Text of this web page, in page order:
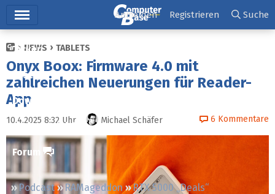
Ticker
Tests
Downloads
Preisvergleich
Forum
Podcast RAMageddon
RTX 5000 „Deals“
Anmelden Registrieren Suche
NEWS TABLETS
Onyx Boox: Firmware 4.0 mit
zahlreichen Neuerungen für Reader-
App
10.4.2025 8:32 Uhr Michael Schäfer 6 Kommentare